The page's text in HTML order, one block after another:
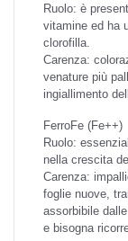
Ruolo: è
vitamine ed ha
clorofilla.
Carenza:
venature più
ingiallimento
FerroFe (Fe++)
Ruolo:
nella crescita
Carenza:
foglie nuove,
assorbibile
e bisogna